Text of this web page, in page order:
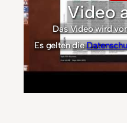
Video
Das Video wird
Es gelten die